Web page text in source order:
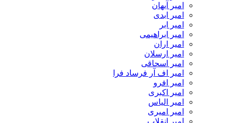
امیر آیهان
امیر ابدی
امیر ابر
امیر ابراهیمی
امیر اران
امیر ارسلان
امیر اسحاقی
امیر اف آر فرساد فرا
امیر افرو
امیر اکبری
امیر الیاس
امیر امیری